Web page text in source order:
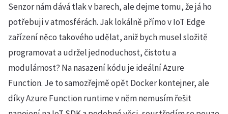
Senzor nám dává tlak v barech, ale dejme tomu, že já ho
potřebuji v atmosférách. Jak lokálně přímo v IoT Edge
zařízení něco takového udělat, aniž bych musel složitě
programovat a udržel jednoduchost, čistotu a
modulárnost? Na nasazení kódu je ideální Azure
Function. Je to samozřejmě opět Docker kontejner, ale
díky Azure Function runtime v něm nemusím řešit